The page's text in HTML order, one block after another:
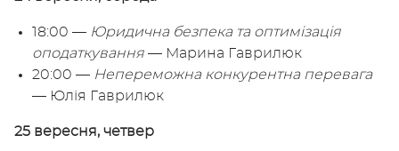
18:00 — Юридична безпека та оптимізація
оподаткування — Марина Гаврилюк
20:00 — Непереможна конкурентна перевага
— Юлія Гаврилюк
25 вересня, четвер